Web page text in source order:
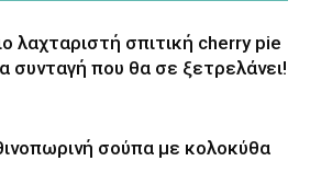
λαχταριστή σπιτική cherry pie
συνταγή που θα σε ξετρελάνει!
σούπα με κολοκύθα